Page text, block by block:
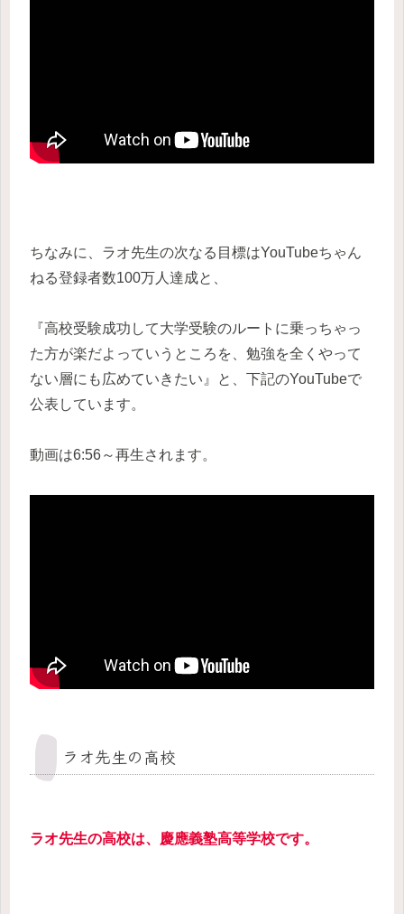
ちなみに、ラオ先生の次なる目標はYouTubeちゃん
ねる登録者数100万人達成と、
『高校受験成功して大学受験のルートに乗っちゃっ
た方が楽だよっていうところを、勉強を全くやって
ない層にも広めていきたい』と、下記のYouTubeで
公表しています。
動画は6:56～再生されます。
ラオ先生の高校
ラオ先生の高校は、慶應義塾高等学校です。